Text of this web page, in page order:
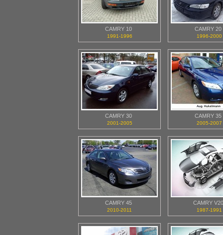
CAMRY 10
1991-1996
CAMRY 20
1996-2000
CAMRY 30
2001-2005
CAMRY 35
2005-2007
CAMRY 45
2010-2011
CAMRY V20
1987-1991